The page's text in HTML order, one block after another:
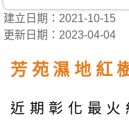
建立日期：2021-10-15
更新日期：2023-04-04
芳苑濕地紅
近期彰化最火